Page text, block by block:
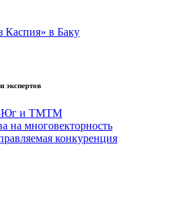
Каспия» в Баку
экспертов
Юг и ТМТМ
на многовекторность
конкуренция